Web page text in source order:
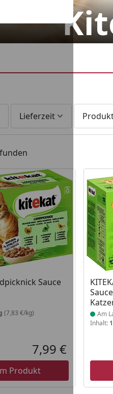
Lieferzeit
Sauce
Lager
(7,83 €/kg)
Aktueller
7,99 €
Produkt
Am
Inhalt: